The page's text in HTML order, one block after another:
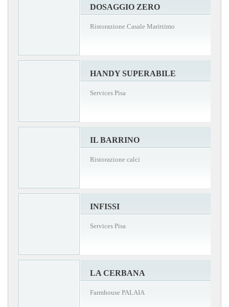
DOSAGGIO ZERO
Ristorazione Casale Marittimo
HANDY SUPERABILE
Services Pisa
IL BARRINO
Ristorazione calci
INFISSI
Services Pisa
LA CERBANA
Farmhouse PALAIA